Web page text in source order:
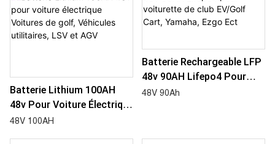
Batterie Lithium 100AH ​​
48v Pour Voiture Électrique
Voitures De Golf, Véhicules
48V 100AH
Batterie Rechargeable LFP
48v 90AH Lifepo4 Pour
Voiturette De Club EV/Golf
48V 90Ah